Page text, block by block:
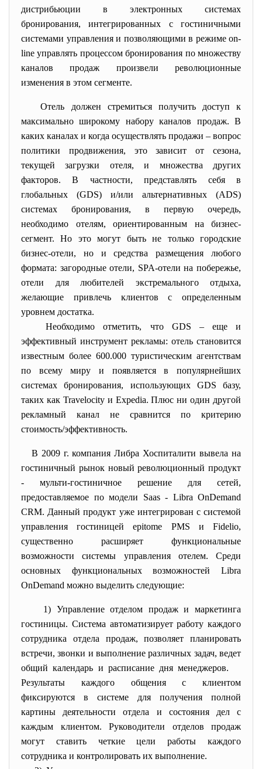
дистрибьюции в электронных системах
бронирования, интегрированных с гостиничными
системами управления и позволяющими в режиме on-
line управлять процессом бронирования по множеству
каналов продаж произвели революционные
изменения в этом сегменте.
Отель должен стремиться получить доступ к
максимально широкому набору каналов продаж. В
каких каналах и когда осуществлять продажи – вопрос
политики продвижения, это зависит от сезона,
текущей загрузки отеля, и множества других
факторов. В частности, представлять себя в
глобальных (GDS) и/или альтернативных (ADS)
системах бронирования, в первую очередь,
необходимо отелям, ориентированным на бизнес-
сегмент. Но это могут быть не только городские
бизнес-отели, но и средства размещения любого
формата: загородные отели, SPA-отели на побережье,
отели для любителей экстремального отдыха,
желающие привлечь клиентов с определенным
уровнем достатка.
Необходимо отметить, что GDS – еще и
эффективный инструмент рекламы: отель становится
известным более 600.000 туристическим агентствам
по всему миру и появляется в популярнейших
системах бронирования, использующих GDS базу,
таких как Travelocity и Expedia. Плюс ни один другой
рекламный канал не сравнится по критерию
стоимость/эффективность.
В 2009 г. компания Либра Хоспиталити вывела на
гостиничный рынок новый революционный продукт
- мульти-гостиничное решение для сетей,
предоставляемое по модели Saas - Libra OnDemand
CRM. Данный продукт уже интегрирован с системой
управления гостиницей epitome PMS и Fidelio,
существенно расширяет функциональные
возможности системы управления отелем. Среди
основных функциональных возможностей Libra
OnDemand можно выделить следующие:
1) Управление отделом продаж и маркетинга
гостиницы. Система автоматизирует работу каждого
сотрудника отдела продаж, позволяет планировать
встречи, звонки и выполнение различных задач, ведет
общий календарь и расписание дня менеджеров.
Результаты каждого общения с клиентом
фиксируются в системе для получения полной
картины деятельности отдела и состояния дел с
каждым клиентом. Руководители отделов продаж
могут ставить четкие цели работы каждого
сотрудника и контролировать их выполнение.